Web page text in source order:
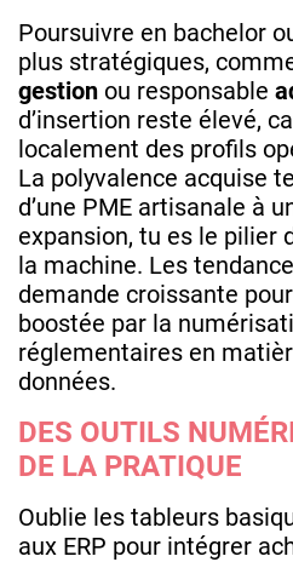
Poursuivre en bachelor
plus stratégiques,
gestion ou responsable
d’insertion reste élevé,
localement des profils
La polyvalence acquise
d’une PME artisanale à
expansion, tu es le pilier
la machine. Les
demande croissante
boostée par la
réglementaires en
données.
DES OUTILS
DE LA PRATIQUE
Oublie les tableurs
aux ERP pour intégrer